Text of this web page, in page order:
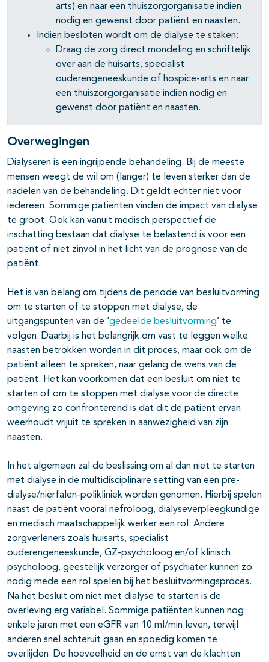
arts) en naar een thuiszorgorganisatie indien
nodig en gewenst door patiënt en naasten.
Indien besloten wordt om de dialyse te staken:
Draag de zorg direct mondeling en schriftelijk
over aan de huisarts, specialist
ouderengeneeskunde of hospice-arts en naar
een thuiszorgorganisatie indien nodig en
gewenst door patiënt en naasten.
Overwegingen
Dialyseren is een ingrijpende behandeling. Bij de meeste
mensen weegt de wil om (langer) te leven sterker dan de
nadelen van de behandeling. Dit geldt echter niet voor
iedereen. Sommige patiënten vinden de impact van dialyse
te groot. Ook kan vanuit medisch perspectief de
inschatting bestaan dat dialyse te belastend is voor een
patiënt of niet zinvol in het licht van de prognose van de
patiënt.
Het is van belang om tijdens de periode van besluitvorming
om te starten of te stoppen met dialyse, de
uitgangspunten van de ‘gedeelde besluitvorming’ te
volgen. Daarbij is het belangrijk om vast te leggen welke
naasten betrokken worden in dit proces, maar ook om de
patiënt alleen te spreken, naar gelang de wens van de
patiënt. Het kan voorkomen dat een besluit om niet te
starten of om te stoppen met dialyse voor de directe
omgeving zo confronterend is dat dit de patiënt ervan
weerhoudt vrijuit te spreken in aanwezigheid van zijn
naasten.
In het algemeen zal de beslissing om al dan niet te starten
met dialyse in de multidisciplinaire setting van een pre-
dialyse/nierfalen-polikliniek worden genomen. Hierbij spelen
naast de patiënt vooral nefroloog, dialyseverpleegkundige
en medisch maatschappelijk werker een rol. Andere
zorgverleners zoals huisarts, specialist
ouderengeneeskunde, GZ-psycholoog en/of klinisch
psycholoog, geestelijk verzorger of psychiater kunnen zo
nodig mede een rol spelen bij het besluitvormingsproces.
Na het besluit om niet met dialyse te starten is de
overleving erg variabel. Sommige patiënten kunnen nog
enkele jaren met een eGFR van 10 ml/min leven, terwijl
anderen snel achteruit gaan en spoedig komen te
overlijden. De hoeveelheid en de ernst van de klachten